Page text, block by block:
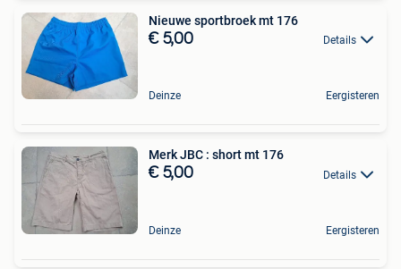
Nieuwe sportbroek mt 176
€ 5,00 Details
Deinze Eergisteren
Merk JBC : short mt 176
€ 5,00 Details
Deinze Eergisteren